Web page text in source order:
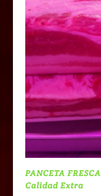
PANCETA
Calidad Extra